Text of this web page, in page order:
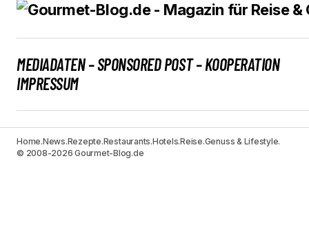
MEDIADATEN – SPONSORED POST – KOOPERATION
IMPRESSUM
Home.News.Rezepte.Restaurants.Hotels.Reise.Genuss & Lifestyle.
© 2008-2026 Gourmet-Blog.de